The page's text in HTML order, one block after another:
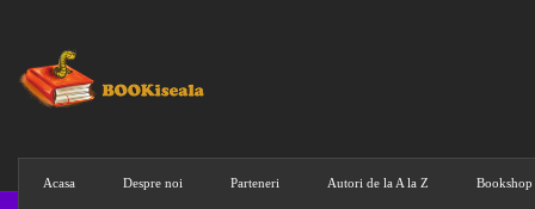
Acasa Despre noi Parteneri Autori de la A la Z Bookshop